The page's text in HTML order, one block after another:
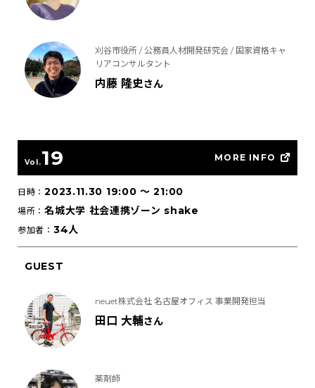
刈谷市役所 / 公務員人材開発研究会 / 国家資格キャ
リアコンサルタント
内藤 隆史さん
Vol.19 MORE INFO
日時：2023.11.30 19:00〜 21:00
場所：名城大学 社会連携ゾーン shake
参加者： 34人
GUEST
neuet株式会社 名古屋オフィス 事業開発担当
田口 大輔さん
薬剤師